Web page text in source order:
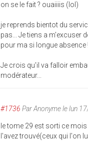
on se le fait ? ouaiiiis (lol)
je reprends bientot du
pas... Je tiens a m'excuser
pour ma si longue absence !
Je crois qu'il va falloir
modérateur...
#1736 ParAnonymele lun
le tome 29 est sorti ce
l'avez trouvé(ceux qui l'on